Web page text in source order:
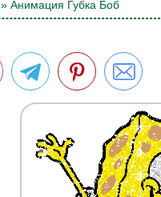
» Анимация Губка Боб